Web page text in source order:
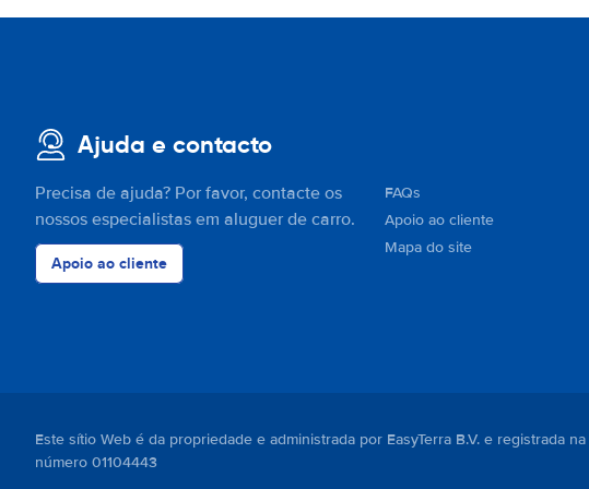
Ajuda e contacto
Precisa de ajuda? Por favor, contacte os
nossos especialistas em aluguer de carro.
Apoio ao cliente
FAQs
Apoio ao cliente
Mapa do site
Este sítio Web é da propriedade e administrada por EasyTerra B.V. e registrada
número 01104443